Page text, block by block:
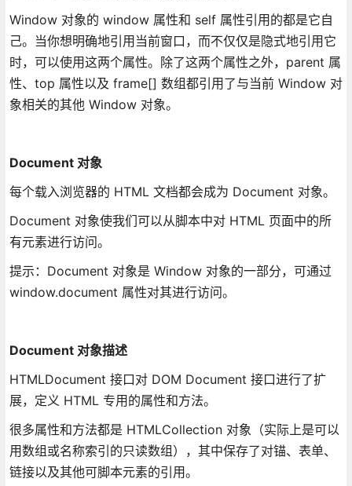
Window 对象的 window 属性和 self 属性引用的都是它自
己。当你想明确地引用当前窗口，而不仅仅是隐式地引用它
时，可以使用这两个属性。除了这两个属性之外，parent 属
性、top 属性以及 frame[] 数组都引用了与当前 Window 对
象相关的其他 Window 对象。
Document 对象
每个载入浏览器的 HTML 文档都会成为 Document 对象。
Document 对象使我们可以从脚本中对 HTML 页面中的所
有元素进行访问。
提示：Document 对象是 Window 对象的一部分，可通过
window.document 属性对其进行访问。
Document 对象描述
HTMLDocument 接口对 DOM Document 接口进行了扩
展，定义 HTML 专用的属性和方法。
很多属性和方法都是 HTMLCollection 对象（实际上是可以
用数组或名称索引的只读数组），其中保存了对锚、表单、
链接以及其他可脚本元素的引用。